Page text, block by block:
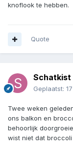
knoflook te hebben.
Quote
Schatkist
Geplaatst:
Twee weken
ons balkon en
behoorlijk
wist niet dat